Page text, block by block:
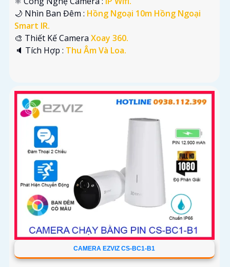
🌙 Nhìn Ban Đêm : Hồng Ngoại 10m Hồng Ngoại
Smart IR.
🎨 Thiết Kế Camera Xoay 360.
️🔈 Tích Hợp : Thu Âm Và Loa.
CAMERA EZVIZ CS-BC1-B1